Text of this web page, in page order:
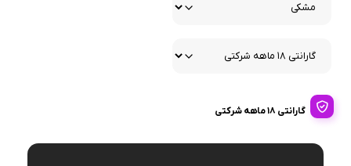
گارانتی 18 ماهه شرکتی